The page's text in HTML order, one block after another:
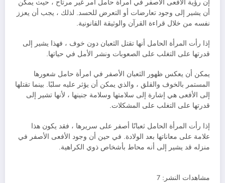
إن رؤية الأفعى الأصفر في امرأة حامل أمر غير مرتاح ، حيث يمكن
أن يشير إلى وجود تعارضات أو التعرض للحسد. لذلك ، يجب أن يعزز
نفسه من خلال قراءة القرآن والوثيقة القانونية.
إذا رأت المرأة الحامل أنها تقتل الثعبان دون خوف ، فهذا يشير إلى
قدرتها على التغلب على الصعوبات ونشر الأمل في حياتها.
يمكن أن يعكس ظهور الثعبان الأصفر في امرأة حامل شعورها
المستمر بالخوف والقلق ، والذي يمكن أن يؤثر عليه سلبًا. بينما تقتلها
إلى الأفعى هي إشارة إلى سلامتها وسلامة جنينها ، لأنها تشير إلى
قدرتها على التغلب على المشكلات.
إذا رأت المرأة الحامل ثعبانًا أصفر على سريرها ، فقد يكون هذا
علامة على معاناتها بعد الولادة. في حين أن وجود الأفعى الأصفر في
منزله قد يشير إلى أنه محاط بأشخاص ذوي الكراهية.
مشاهدات النشر: 7